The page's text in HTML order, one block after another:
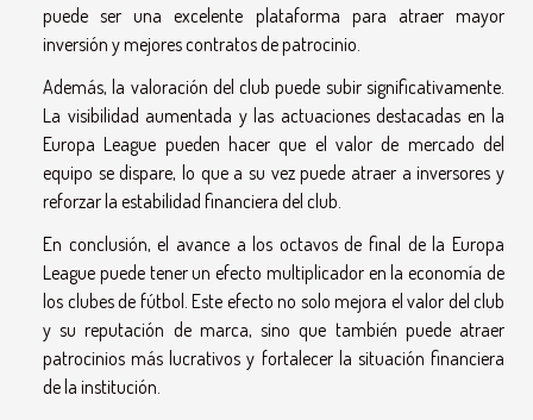
puede ser una excelente plataforma para atraer mayor
inversión y mejores contratos de patrocinio.
Además, la valoración del club puede subir significativamente.
La visibilidad aumentada y las actuaciones destacadas en la
Europa League pueden hacer que el valor de mercado del
equipo se dispare, lo que a su vez puede atraer a inversores y
reforzar la estabilidad financiera del club.
En conclusión, el avance a los octavos de final de la Europa
League puede tener un efecto multiplicador en la economía de
los clubes de fútbol. Este efecto no solo mejora el valor del club
y su reputación de marca, sino que también puede atraer
patrocinios más lucrativos y fortalecer la situación financiera
de la institución.